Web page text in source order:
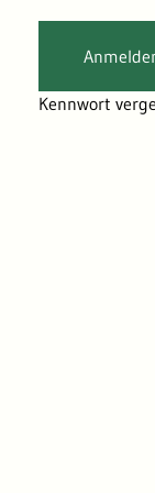
Kennwort